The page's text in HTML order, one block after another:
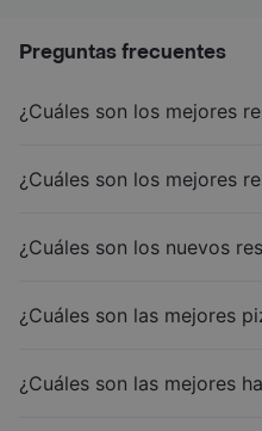
Preguntas frecuentes
¿Cuáles son los mejores
¿Cuáles son los mejores
¿Cuáles son los nuevos
¿Cuáles son las mejores
¿Cuáles son las mejores